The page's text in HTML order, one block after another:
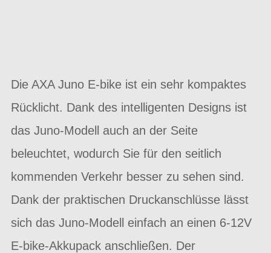
Die AXA Juno E-bike ist ein sehr kompaktes
Rücklicht. Dank des intelligenten Designs ist
das Juno-Modell auch an der Seite
beleuchtet, wodurch Sie für den seitlich
kommenden Verkehr besser zu sehen sind.
Dank der praktischen Druckanschlüsse lässt
sich das Juno-Modell einfach an einen 6-12V
E-bike-Akkupack anschließen. Der